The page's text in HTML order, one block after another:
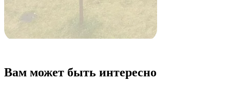
Вам может быть интересно